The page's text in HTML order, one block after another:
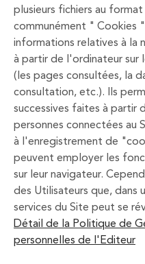
plusieurs fichiers au
communément " Cookies
informations relatives à la
à partir de l'ordinateur
(les pages consultées, la
consultation, etc.). Ils
successives faites à partir
personnes connectées
à l'enregistrement de
peuvent employer les
sur leur navigateur.
des Utilisateurs que, dans
services du Site peut se
Détail de la Politique de
personnelles de l'Editeur